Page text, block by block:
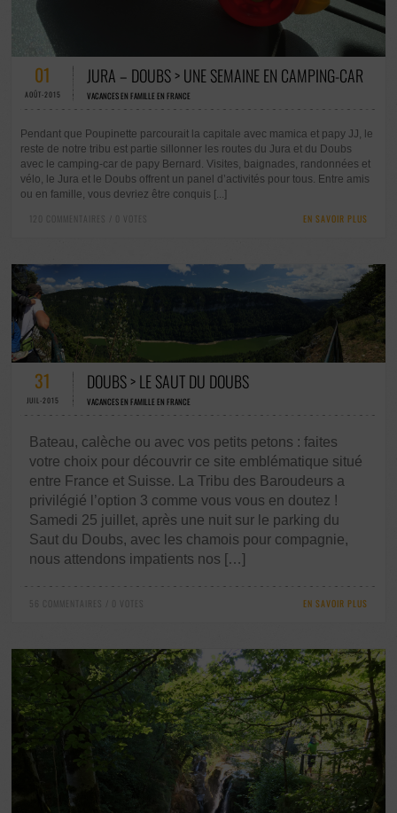
01
AOÛT-2015
JURA – DOUBS > UNE SEMAINE EN CAMPING-CAR
VACANCES EN FAMILLE EN FRANCE
Pendant que Poupinette parcourait la capitale avec mamica et papy JJ, le
reste de notre tribu est partie sillonner les routes du Jura et du Doubs
avec le camping-car de papy Bernard. Visites, baignades, randonnées et
vélo, le Jura et le Doubs offrent un panel d’activités pour tous. Entre amis
ou en famille, vous devriez être conquis [...]
120 COMMENTAIRES / 0 VOTES EN SAVOIR PLUS
56 COMMENTAIRES / 0 VOTES
31
JUIL-2015
DOUBS > LE SAUT DU DOUBS
VACANCES EN FAMILLE EN FRANCE
Bateau, calèche ou avec vos petits petons : faites
votre choix pour découvrir ce site emblématique situé
entre France et Suisse. La Tribu des Baroudeurs a
privilégié l’option 3 comme vous vous en doutez !
Samedi 25 juillet, après une nuit sur le parking du
Saut du Doubs, avec les chamois pour compagnie,
nous attendons impatients nos […]
56 COMMENTAIRES / 0 VOTES EN SAVOIR PLUS